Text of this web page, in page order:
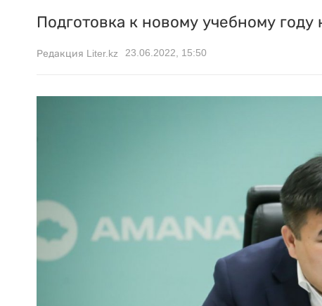
Подготовка к новому учебному году
Редакция Liter.kz 23.06.2022, 15:50